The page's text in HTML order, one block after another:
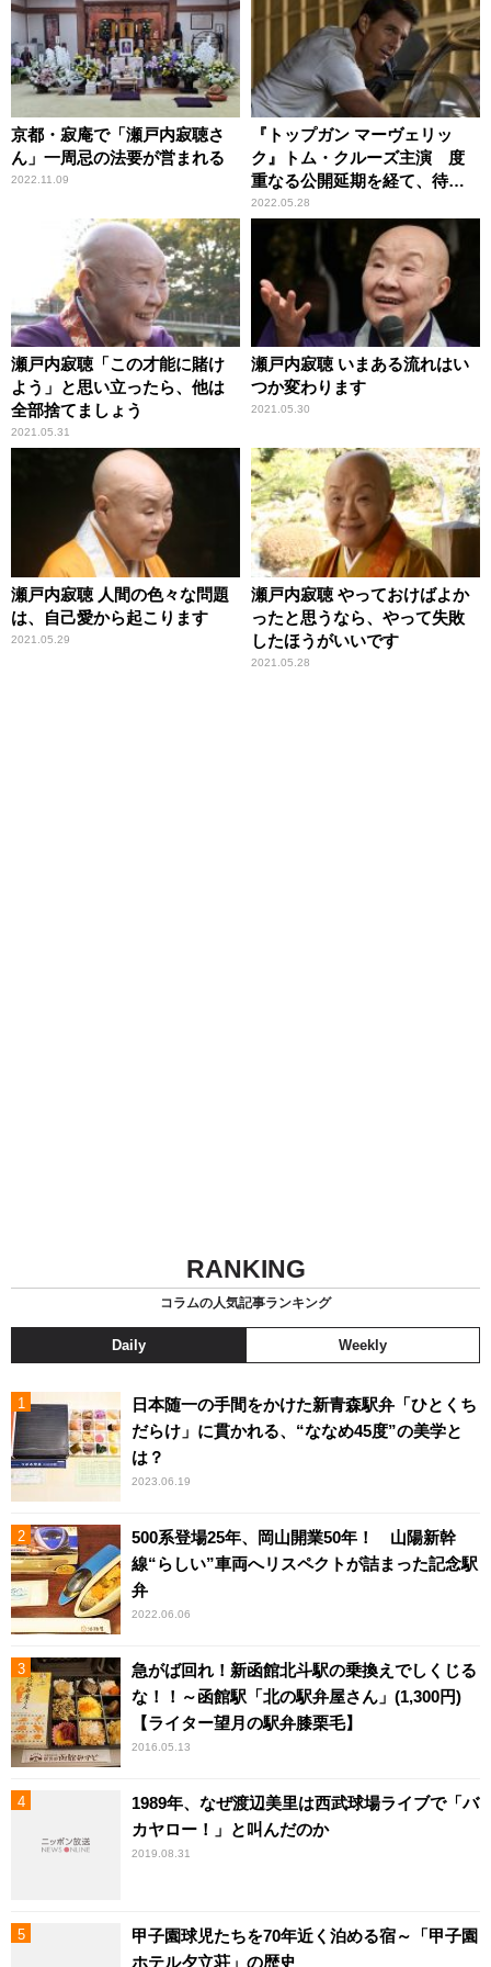
京都・寂庵で「瀬戸内寂聴さ
ん」一周忌の法要が営まれる
2022.11.09
『トップガン マーヴェリッ
ク』トム・クルーズ主演 度
重なる公開延期を経て、待望
のスクリーンへ
2022.05.28
瀬戸内寂聴「この才能に賭け
よう」と思い立ったら、他は
全部捨てましょう
2021.05.31
瀬戸内寂聴 いまある流れはい
つか変わります
2021.05.30
瀬戸内寂聴 人間の色々な問題
は、自己愛から起こります
2021.05.29
瀬戸内寂聴 やっておけばよか
ったと思うなら、やって失敗
したほうがいいです
2021.05.28
RANKING
コラムの人気記事ランキング
Daily Weekly
日本随一の手間をかけた新青森駅弁「ひとくち
だらけ」に貫かれる、“ななめ45度”の美学と
は？
2023.06.19
500系登場25年、岡山開業50年！ 山陽新幹
線“らしい”車両へリスペクトが詰まった記念駅
弁
2022.06.06
急がば回れ！新函館北斗駅の乗換えでしくじる
な！！～函館駅「北の駅弁屋さん」(1,300円)
【ライター望月の駅弁膝栗毛】
2016.05.13
1989年、なぜ渡辺美里は西武球場ライブで「バ
カヤロー！」と叫んだのか
2019.08.31
甲子園球児たちを70年近く泊める宿～「甲子園
ホテル夕立荘」の歴史